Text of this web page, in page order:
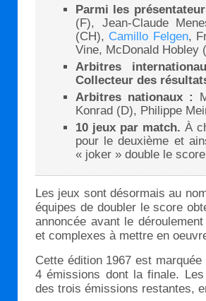
Parmi les
(F), Jean-Claude
(CH), Camillo Felgen,
Vine, McDonald Hobley
Arbitres
Collecteur des
Arbitres nationaux :
Konrad (D), Philippe
10 jeux par match. À
pour le deuxième et
« joker » double le
Les jeux sont désormais au
équipes de doubler le score
annoncée avant le
et complexes à mettre en
Cette édition 1967 est
4 émissions dont la finale.
des trois émissions restantes,